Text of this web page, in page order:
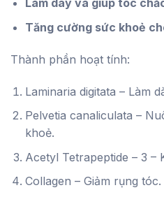
Làm dày và giúp tóc
Tăng cường sức khoẻ
Thành phần hoạt tính:
Laminaria digitata – Làm
Pelvetia canaliculata –
khoẻ.
Acetyl Tetrapeptide – 3 –
Collagen – Giảm rụng tóc.